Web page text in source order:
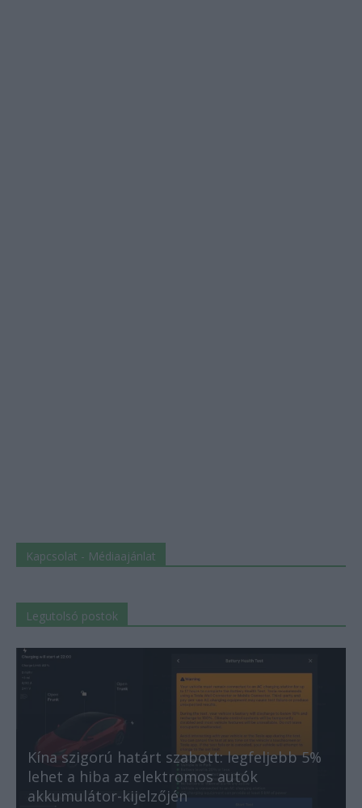
Kapcsolat - Médiaajánlat
Legutolsó postok
Kína szigorú határt szabott: legfeljebb 5%
lehet a hiba az elektromos autók
akkumulátor-kijelzőjén